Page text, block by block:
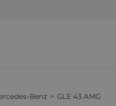
Benz GLE 43 AMG